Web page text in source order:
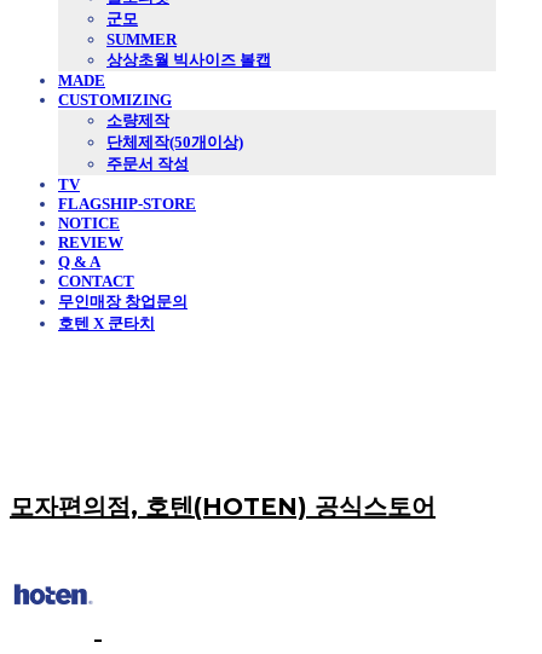
군모
SUMMER
상상초월 빅사이즈 볼캡
MADE
CUSTOMIZING
소량제작
단체제작(50개이상)
주문서 작성
TV
FLAGSHIP-STORE
NOTICE
REVIEW
Q & A
CONTACT
무인매장 창업문의
호텐 X 쿤타치
모자편의점, 호텐(HOTEN) 공식스토어